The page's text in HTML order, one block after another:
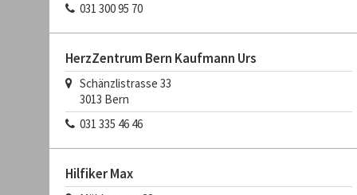
031 300 95 70
HerzZentrum Bern Kaufmann Urs
Schänzlistrasse 33
3013 Bern
031 335 46 46
Hilfiker Max